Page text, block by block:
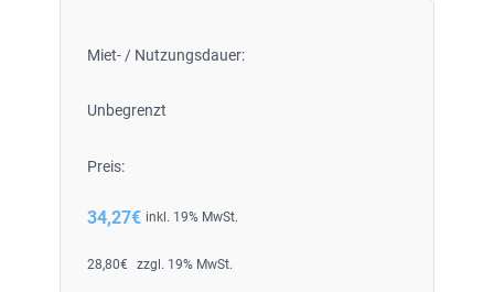
Miet- / Nutzungsdauer:
Unbegrenzt
Preis:
34,27€ inkl. 19% MwSt.
28,80€ zzgl. 19% MwSt.